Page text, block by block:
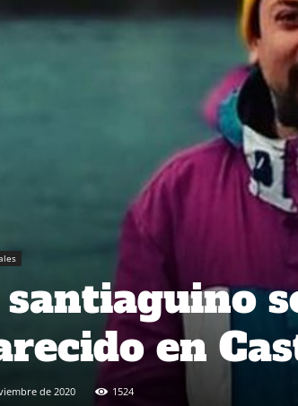
en
de 2020 1524